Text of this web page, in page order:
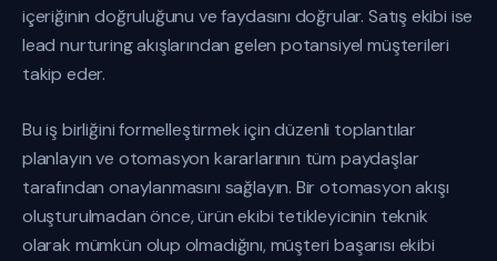
içeriğinin doğruluğunu ve faydasını doğrular. Satış ekibi ise
lead nurturing akışlarından gelen potansiyel müşterileri
takip eder.
Bu iş birliğini formelleştirmek için düzenli toplantılar
planlayın ve otomasyon kararlarının tüm paydaşlar
tarafından onaylanmasını sağlayın. Bir otomasyon akışı
oluşturulmadan önce, ürün ekibi tetikleyicinin teknik
olarak mümkün olup olmadığını, müşteri başarısı ekibi